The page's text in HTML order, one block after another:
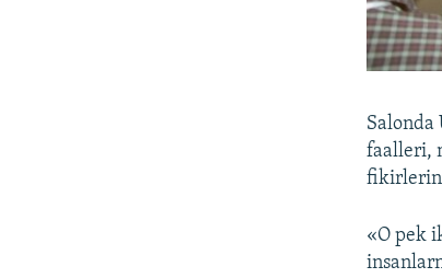
Salonda
faalleri,
«O pek